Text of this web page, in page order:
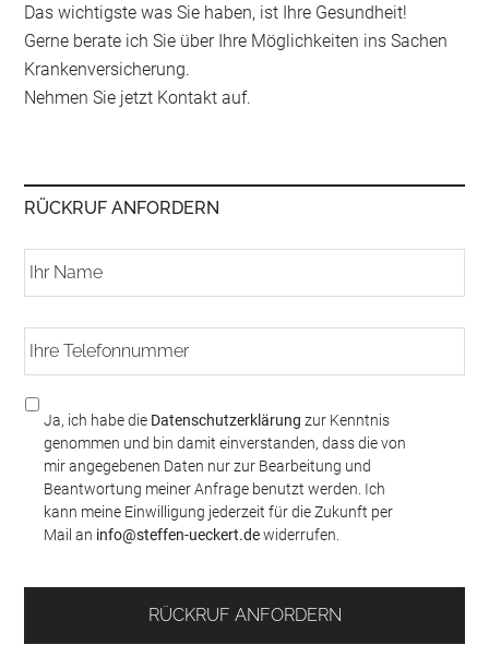
Das wichtigste was Sie haben, ist Ihre Gesundheit!
Gerne berate ich Sie über Ihre Möglichkeiten ins Sachen
Krankenversicherung.
Nehmen Sie jetzt Kontakt auf.
RÜCKRUF ANFORDERN
h
N
a
m
e
*
h
e
m
t
Ja, ich habe die Datenschutzerklärung zur Kenntnis
genommen und bin damit einverstanden, dass die von
mir angegebenen Daten nur zur Bearbeitung und
Beantwortung meiner Anfrage benutzt werden. Ich
kann meine Einwilligung jederzeit für die Zukunft per
Mail an info@steffen-ueckert.dewiderrufen.